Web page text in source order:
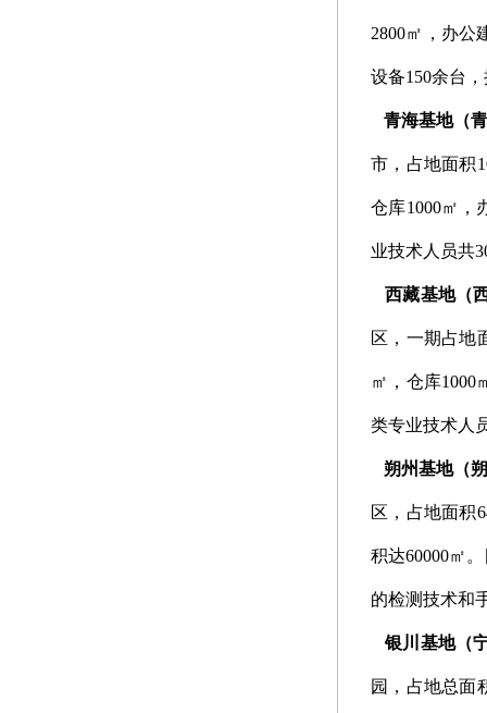
2800㎡，办公
设备150余台
青海基地（
市，占地面积
仓库1000㎡，
业技术人员共
西藏基地（
区，一期占地
㎡，仓库1000
类专业技术人
朔州基地（
区，占地面积
积达60000㎡
的检测技术和
银川基地（
园，占地总面